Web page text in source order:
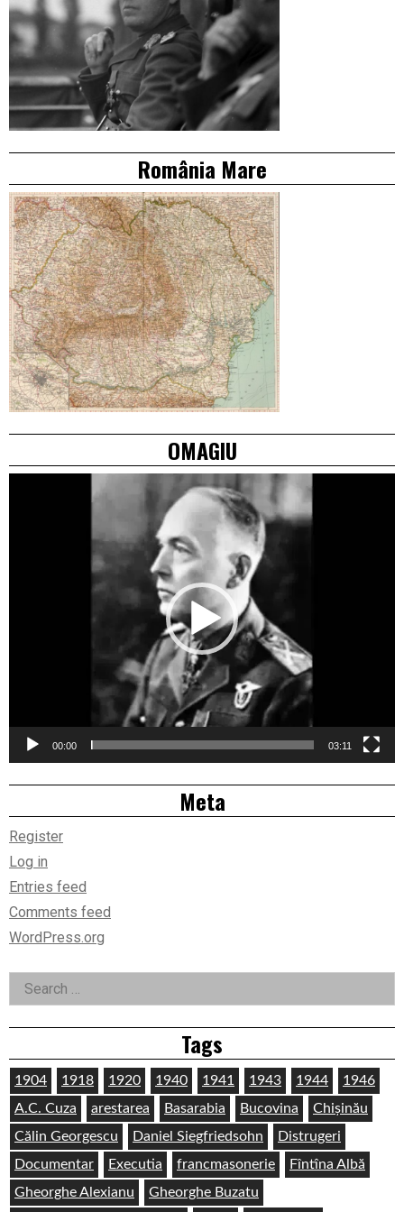
România Mare
OMAGIU
00:00 03:11
Meta
Register
Log in
Entries feed
Comments feed
WordPress.org
Search
for:
Tags
1904 1918 1920 1940 1941 1943 1944
1946
A.C. Cuza
arestarea Basarabia Bucovina
Chișinău
Călin Georgescu
Daniel Siegfriedsohn
Distrugeri
Documentar
Executia francmasonerie
Fîntîna Albă
Gheorghe Alexianu
Gheorghe Buzatu